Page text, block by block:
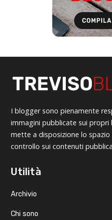
I blogger sono pienamente
immagini pubblicate sui propri
mette a disposizione lo
controllo sui contenuti
Utilità
Archivio
Chi sono